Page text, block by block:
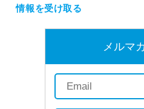
情報を受け取る
メルマ